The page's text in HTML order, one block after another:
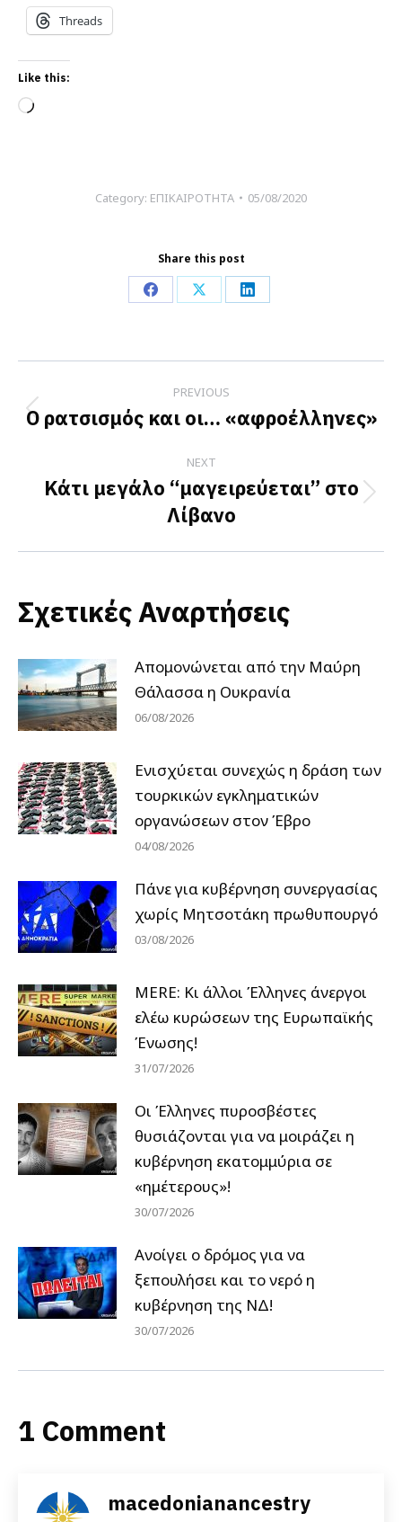
Threads
Like this:
Loading…
Category: ΕΠΙΚΑΙΡΟΤΗΤΑ 05/08/2020
Share this post
Share
Facebook
Share
X
Share
LinkedIn
navigation
PREVIOUS
Previous
Ο ρατσισμός και οι… «αφροέλληνες»
NEXT
Next
post:
Κάτι μεγάλο “μαγειρεύεται” στο
Λίβανο
Σχετικές Αναρτήσεις
Απομονώνεται από την Μαύρη
Θάλασσα η Ουκρανία
06/08/2026
Ενισχύεται συνεχώς η δράση των
τουρκικών εγκληματικών
οργανώσεων στον Έβρο
04/08/2026
Πάνε για κυβέρνηση συνεργασίας
χωρίς Μητσοτάκη πρωθυπουργό
03/08/2026
MERE: Κι άλλοι Έλληνες άνεργοι
ελέω κυρώσεων της Ευρωπαϊκής
Ένωσης!
31/07/2026
Οι Έλληνες πυροσβέστες
θυσιάζονται για να μοιράζει η
κυβέρνηση εκατομμύρια σε
«ημέτερους»!
30/07/2026
Ανοίγει ο δρόμος για να
ξεπουλήσει και το νερό η
κυβέρνηση της ΝΔ!
30/07/2026
1 Comment
macedonianancestry